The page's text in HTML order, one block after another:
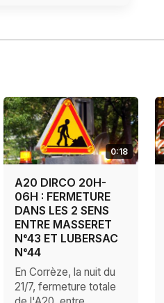
0:18
A20 DIRCO 20H-
06H : FERMETURE
DANS LES 2 SENS
ENTRE MASSERET
N°43 ET LUBERSAC
N°44
En Corrèze, la nuit du
21/7, fermeture totale